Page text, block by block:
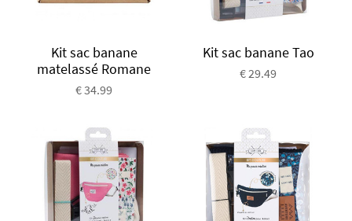
Kit sac banane
matelassé Romane
€ 34.99
Kit sac banane Tao
€ 29.49